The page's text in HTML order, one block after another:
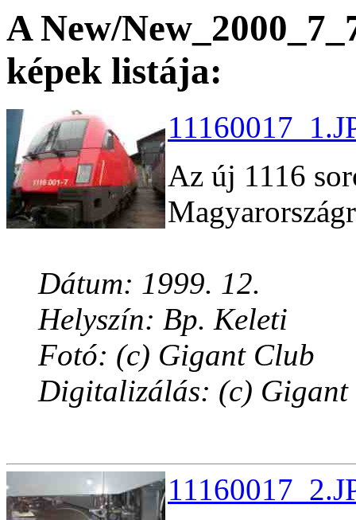
A New/
képek listája:
Az új 1116
Dátum: 1999. 12.
Helyszín: Bp. Keleti
Fotó: (c) Gigant Club
Digitalizálás: (c) Gigant